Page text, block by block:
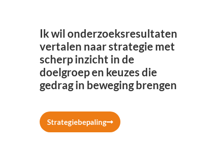
Ik wil onderzoeksresultaten
vertalen naar strategie met
scherp inzicht in de
doelgroep en keuzes die
gedrag in beweging brengen
Strategiebepaling